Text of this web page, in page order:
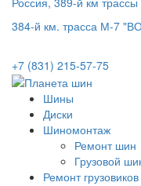
384-й км. трасса М-7
+7 (831) 215-57-75
Шины
Диски
Шиномонтаж
Ремонт шин
Грузовой
Ремонт